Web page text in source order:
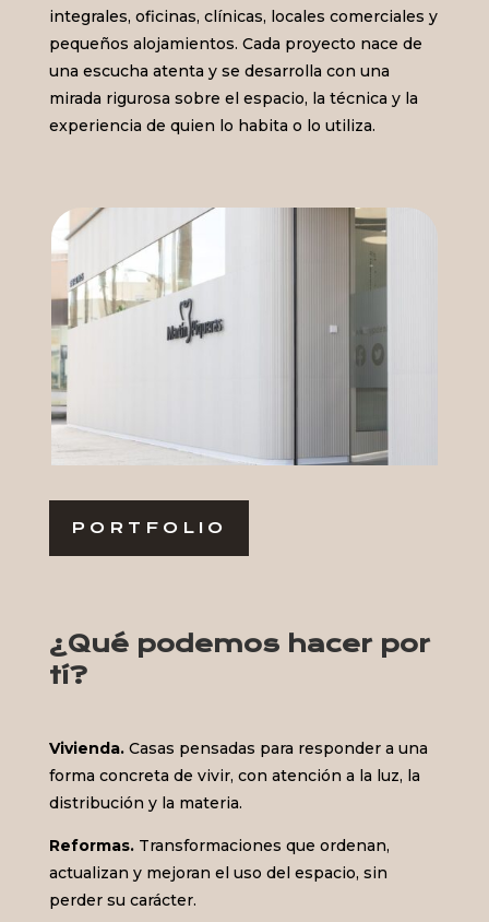
integrales, oficinas, clínicas, locales comerciales y
pequeños alojamientos. Cada proyecto nace de
una escucha atenta y se desarrolla con una
mirada rigurosa sobre el espacio, la técnica y la
experiencia de quien lo habita o lo utiliza.
PORTFOLIO
¿Qué podemos hacer por
tí?
Vivienda. Casas pensadas para responder a una
forma concreta de vivir, con atención a la luz, la
distribución y la materia.
Reformas. Transformaciones que ordenan,
actualizan y mejoran el uso del espacio, sin
perder su carácter.